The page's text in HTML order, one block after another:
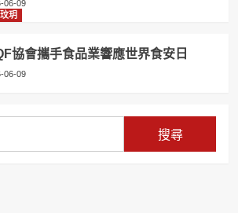
06-09
玥
協會攜手食品業響應世界食安日
06-09